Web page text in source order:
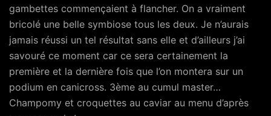
gambettes commençaient à flancher. On a vraiment
bricolé une belle symbiose tous les deux. Je n’aurais
jamais réussi un tel résultat sans elle et d’ailleurs j’ai
savouré ce moment car ce sera certainement la
première et la dernière fois que l’on montera sur un
podium en canicross. 3ème au cumul master…
Champomy et croquettes au caviar au menu d’après